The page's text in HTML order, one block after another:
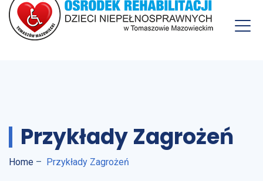
Przykłady Zagrożeń
Home – Przykłady Zagrożeń